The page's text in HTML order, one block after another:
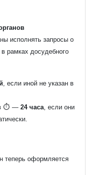
исполнять запросы о
рамках досудебного
, если иной не указан в
⏱️ — 24 часа , если они
теперь оформляется